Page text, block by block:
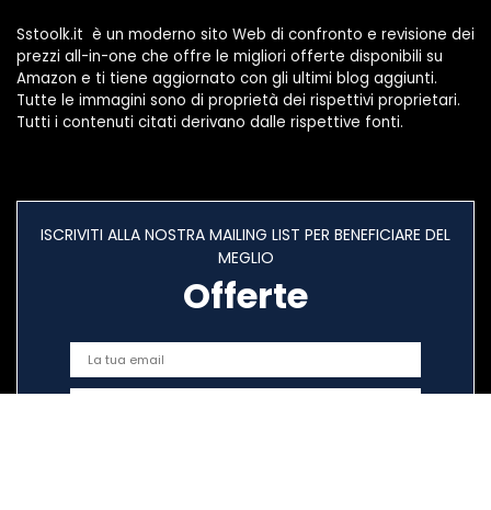
Sstoolk.it è un moderno sito Web di confronto e revisione dei
prezzi all-in-one che offre le migliori offerte disponibili su
Amazon e ti tiene aggiornato con gli ultimi blog aggiunti.
Tutte le immagini sono di proprietà dei rispettivi proprietari.
Tutti i contenuti citati derivano dalle rispettive fonti.
ISCRIVITI ALLA NOSTRA MAILING LIST PER BENEFICIARE DEL
MEGLIO
Offerte